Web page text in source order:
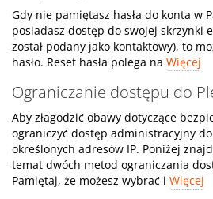
Gdy nie pamiętasz hasła do konta w
posiadasz dostęp do swojej skrzynki
został podany jako kontaktowy), to
hasło. Reset hasła polega na Więcej
Ograniczanie dostępu do
Aby złagodzić obawy dotyczące
ograniczyć dostęp administracyjny do
określonych adresów IP. Poniżej
temat dwóch metod ograniczania
Pamiętaj, że możesz wybrać i Więcej